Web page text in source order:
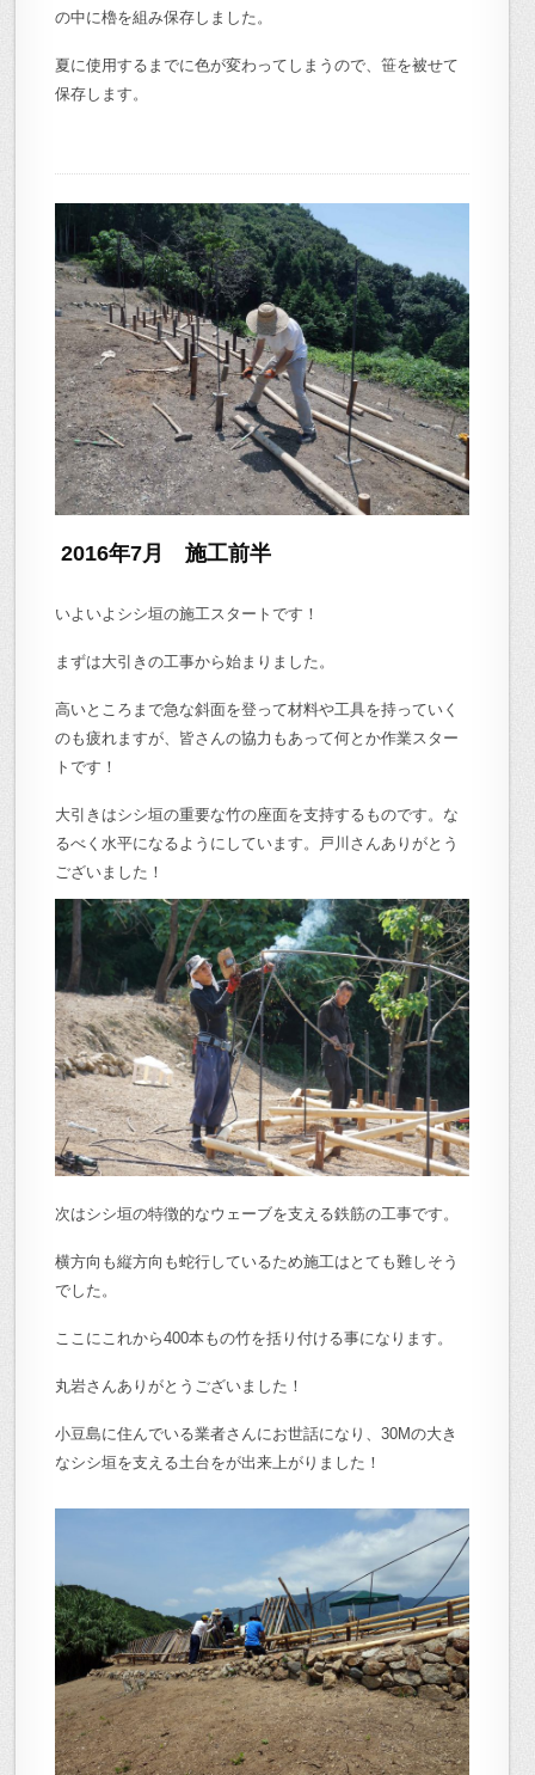
の中に櫓を組み保存しました。
夏に使用するまでに色が変わってしまうので、笹を被せて
保存します。
2016年7月 施工前半
いよいよシシ垣の施工スタートです！
まずは大引きの工事から始まりました。
高いところまで急な斜面を登って材料や工具を持っていく
のも疲れますが、皆さんの協力もあって何とか作業スター
トです！
大引きはシシ垣の重要な竹の座面を支持するものです。な
るべく水平になるようにしています。戸川さんありがとう
ございました！
次はシシ垣の特徴的なウェーブを支える鉄筋の工事です。
横方向も縦方向も蛇行しているため施工はとても難しそう
でした。
ここにこれから400本もの竹を括り付ける事になります。
丸岩さんありがとうございました！
小豆島に住んでいる業者さんにお世話になり、30Mの大き
なシシ垣を支える土台をが出来上がりました！